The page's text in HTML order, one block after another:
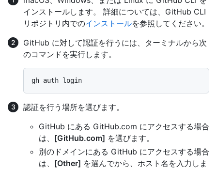
インストールします。 詳細については、GitHub CLI
リポジトリ内でのインストールを参照してください。
GitHub に対して認証を行うには、ターミナルから次
のコマンドを実行します。
認証を行う場所を選びます。
GitHub にある GitHub.com にアクセスする場合
は、 [GitHub.com] を選びます。
別のドメインにある GitHub にアクセスする場合
は、 [Other] を選んでから、ホスト名を入力しま